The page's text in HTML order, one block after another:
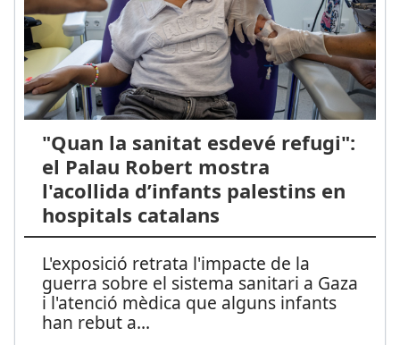
"Quan la sanitat esdevé refugi":
el Palau Robert mostra
l'acollida d’infants palestins en
hospitals catalans
L'exposició retrata l'impacte de la
guerra sobre el sistema sanitari a Gaza
i l'atenció mèdica que alguns infants
han rebut a...